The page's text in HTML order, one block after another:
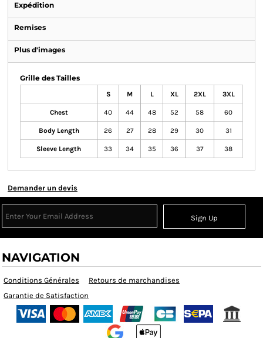
Expédition
Remises
Plus d'images
Grille des Tailles
S M L XL 2XL 3XL
Chest 40 44 48 52 58 60
Body Length 26 27 28 29 30 31
Sleeve Length 33 34 35 36 37 38
Demander un devis
Sign Up
NAVIGATION
Conditions Générales
Retours de marchandises
Garantie de Satisfaction